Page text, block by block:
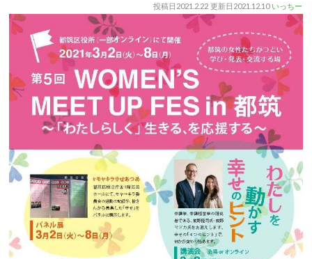
投稿日 2021.2.22 更新日 2021.12.10 いっちー